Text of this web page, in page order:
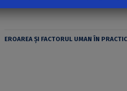
EROAREA ȘI FACTORUL UMAN ÎN